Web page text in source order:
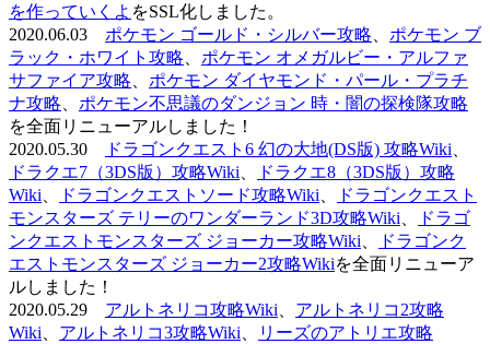
を作っていくよ をSSL化しました。
2020.06.03 ポケモン ゴールド・シルバー攻略
ポケモン ブ
ラック・ホワイト攻略
ポケモン オメガルビー・アルファ
サファイア攻略
ポケモン ダイヤモンド・パール・プラチ
ナ攻略
ポケモン不思議のダンジョン 時・闇の探検隊攻略
を全面リニューアルしました！
2020.05.30
ドラゴンクエスト6 幻の大地(DS版) 攻略Wiki
ドラクエ7（3DS版）攻略Wiki
ドラクエ8（3DS版）攻略
Wiki
ドラゴンクエストソード攻略Wiki
ドラゴンクエスト
モンスターズ テリーのワンダーランド3D攻略Wiki
ドラゴ
ンクエストモンスターズ ジョーカー攻略Wiki
ドラゴンク
エストモンスターズ ジョーカー2攻略Wikiを全面リニューア
ルしました！
2020.05.29 アルトネリコ攻略Wiki
アルトネリコ2攻略
Wiki
アルトネリコ3攻略Wiki
リーズのアトリエ攻略